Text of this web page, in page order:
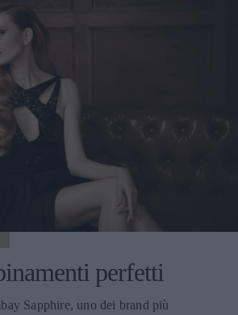
perfetti
Sapphire, uno dei brand più